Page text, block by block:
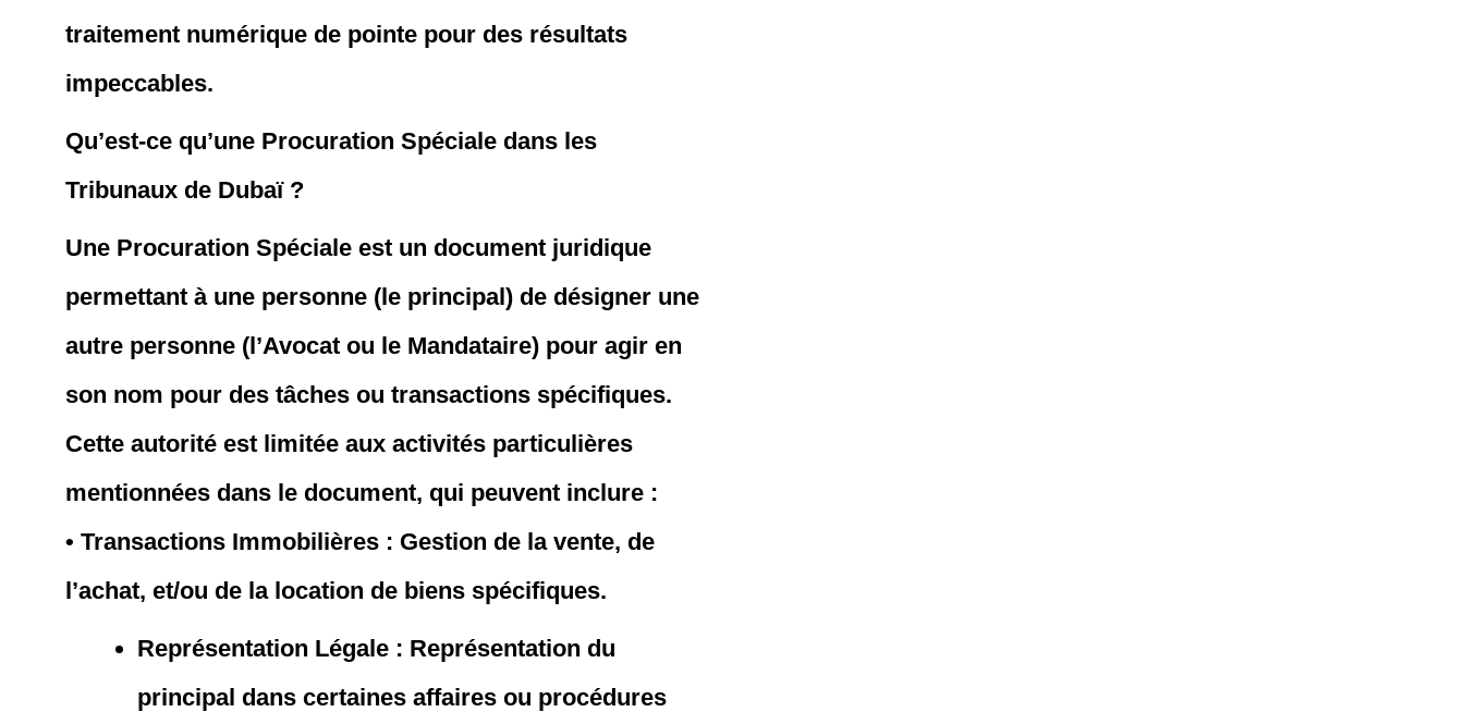
traitement numérique de pointe pour des résultats
impeccables.
Qu’est-ce qu’une Procuration Spéciale dans les
Tribunaux de Dubaï ?
Une Procuration Spéciale est un document juridique
permettant à une personne (le principal) de désigner une
autre personne (l’Avocat ou le Mandataire) pour agir en
son nom pour des tâches ou transactions spécifiques.
Cette autorité est limitée aux activités particulières
mentionnées dans le document, qui peuvent inclure :
• Transactions Immobilières : Gestion de la vente, de
l’achat, et/ou de la location de biens spécifiques.
Représentation Légale : Représentation du
principal dans certaines affaires ou procédures